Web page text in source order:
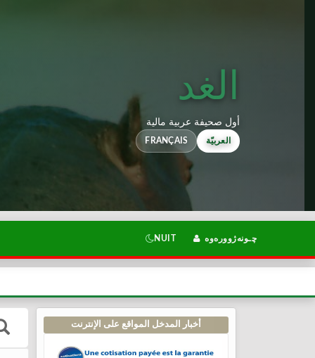
الغد
أول صحيفة عربية مالية
FRANÇAIS العربيّة
NUIT چـونەژوورەوە
أخبار المدخل المواقع على الإنترنت